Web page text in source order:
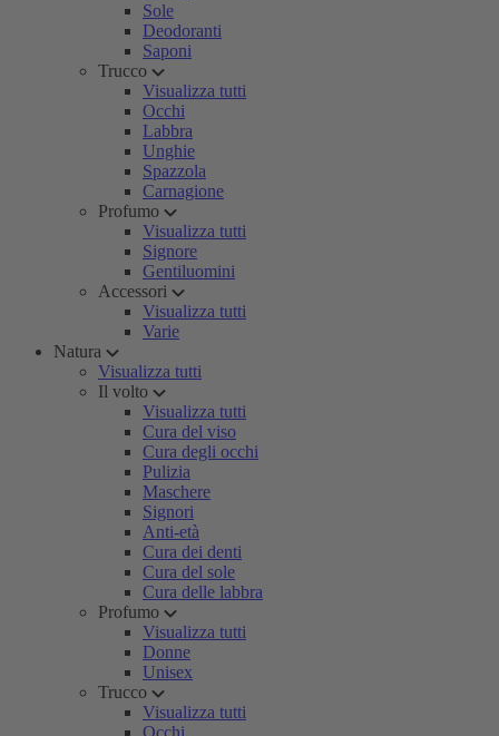
Sole
Deodoranti
Saponi
Trucco
Visualizza tutti
Occhi
Labbra
Unghie
Spazzola
Carnagione
Profumo
Visualizza tutti
Signore
Gentiluomini
Accessori
Visualizza tutti
Varie
Natura
Visualizza tutti
Il volto
Visualizza tutti
Cura del viso
Cura degli occhi
Pulizia
Maschere
Signori
Anti-età
Cura dei denti
Cura del sole
Cura delle labbra
Profumo
Visualizza tutti
Donne
Unisex
Trucco
Visualizza tutti
Occhi